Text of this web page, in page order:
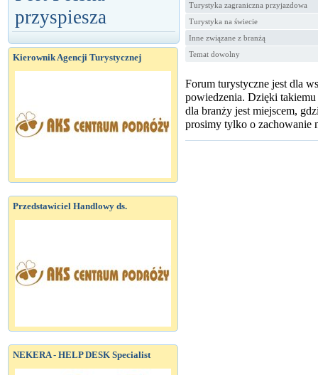
przyspiesza
Kierownik Agencji Turystycznej
Przedstawiciel Handlowy ds.
NEKERA - HELP DESK Specialist
Turystyka zagraniczna przyjazdowa
Turystyka na świecie
Inne związane z branżą
Temat dowolny
Forum turystyczne jest dla
powiedzenia. Dzięki
dla branży jest miejscem,
prosimy tylko o zachowanie